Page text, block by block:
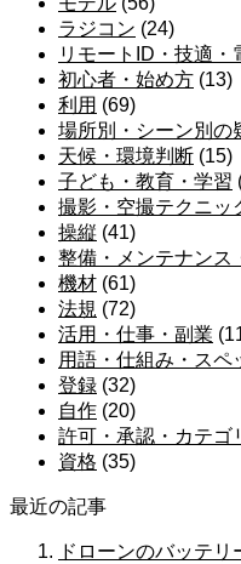
ラジコン (24)
リモートID・技適・
初心者・始め方 (13)
利用 (69)
場所別・シーン別の
天候・環境判断 (15)
子ども・教育・学習
撮影・空撮テクニッ
操縦 (41)
整備・メンテナンス
機材 (61)
法規 (72)
活用・仕事・副業
用語・仕組み・スペ
登録 (32)
自作 (20)
許可・承認・カテゴ
資格 (35)
最近の記事
ドローンのバッテ